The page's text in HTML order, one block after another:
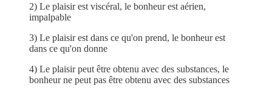
2) Le plaisir est viscéral, le bonheur est aérien,
impalpable
3) Le plaisir est dans ce qu'on prend, le bonheur est
dans ce qu'on donne
4) Le plaisir peut être obtenu avec des substances, le
bonheur ne peut pas être obtenu avec des substances